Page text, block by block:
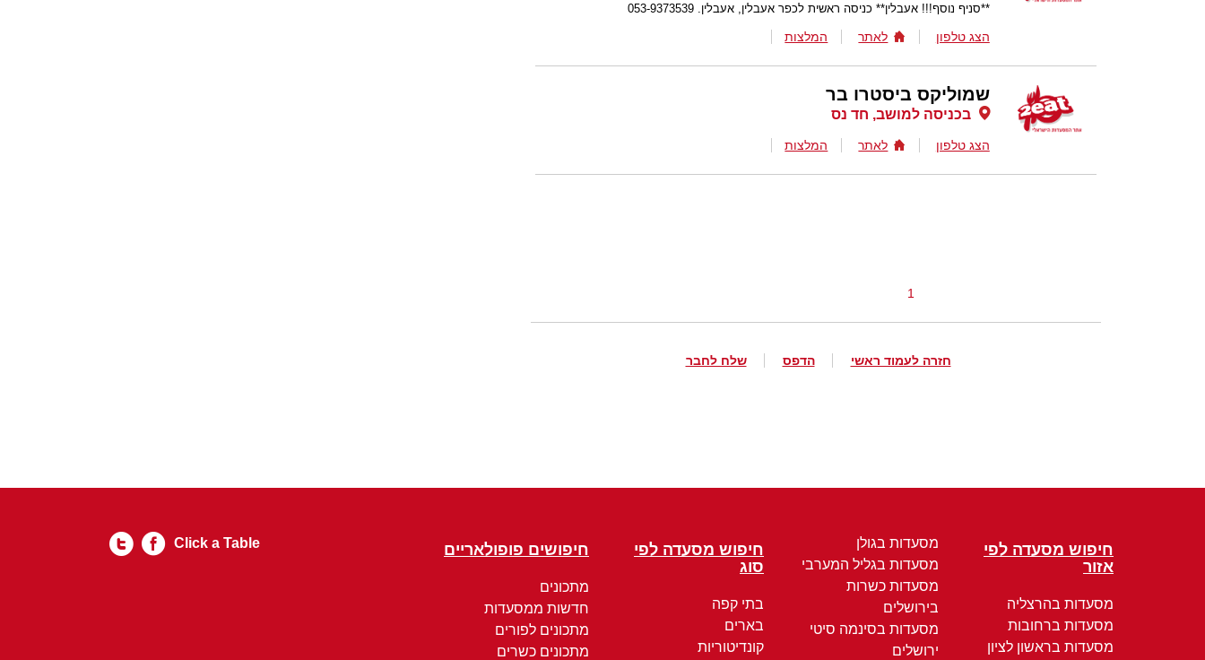
**סניף נוסף!!! אעבלין** כניסה ראשית לכפר אעבלין, אעבלין. 053-9373539
הצג טלפון לאתר המלצות
שמוליקס ביסטרו בר
בכניסה למושב, חד נס
הצג טלפון לאתר המלצות
1
חזרה לעמוד ראשי הדפס שלח לחבר
חיפוש מסעדה לפי
אזור
מסעדות בהרצליה
מסעדות ברחובות
מסעדות בראשון לציון
מסעדות בגולן
מסעדות בגליל המערבי
מסעדות כשרות
בירושלים
מסעדות בסינמה סיטי
ירושלים
חיפוש מסעדה לפי
סוג
בתי קפה
בארים
קונדיטוריות
חיפושים פופולאריים
מתכונים
חדשות ממסעדות
מתכונים לפורים
מתכונים כשרים
Click a Table